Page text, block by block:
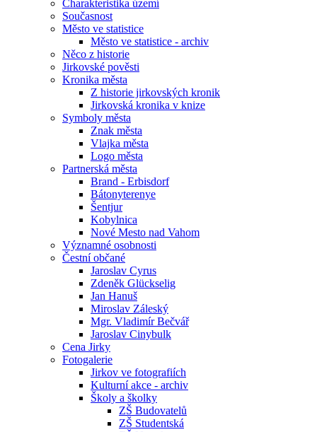
Charakteristika území
Současnost
Město ve statistice
Město ve statistice - archiv
Něco z historie
Jirkovské pověsti
Kronika města
Z historie jirkovských kronik
Jirkovská kronika v knize
Symboly města
Znak města
Vlajka města
Logo města
Partnerská města
Brand - Erbisdorf
Bátonyterenye
Šentjur
Kobylnica
Nové Mesto nad Vahom
Významné osobnosti
Čestní občané
Jaroslav Cyrus
Zdeněk Glückselig
Jan Hanuš
Miroslav Záleský
Mgr. Vladimír Bečvář
Jaroslav Cinybulk
Cena Jirky
Fotogalerie
Jirkov ve fotografiích
Kulturní akce - archiv
Školy a školky
ZŠ Budovatelů
ZŠ Studentská